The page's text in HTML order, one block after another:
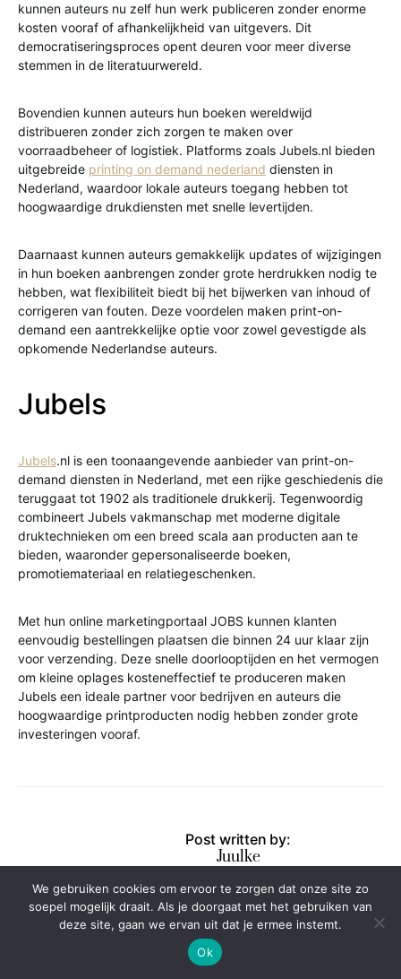
kunnen auteurs nu zelf hun werk publiceren zonder enorme
kosten vooraf of afhankelijkheid van uitgevers. Dit
democratiseringsproces opent deuren voor meer diverse
stemmen in de literatuurwereld.
Bovendien kunnen auteurs hun boeken wereldwijd
distribueren zonder zich zorgen te maken over
voorraadbeheer of logistiek. Platforms zoals Jubels.nl bieden
uitgebreide printing on demand nederland diensten in
Nederland, waardoor lokale auteurs toegang hebben tot
hoogwaardige drukdiensten met snelle levertijden.
Daarnaast kunnen auteurs gemakkelijk updates of wijzigingen
in hun boeken aanbrengen zonder grote herdrukken nodig te
hebben, wat flexibiliteit biedt bij het bijwerken van inhoud of
corrigeren van fouten. Deze voordelen maken print-on-
demand een aantrekkelijke optie voor zowel gevestigde als
opkomende Nederlandse auteurs.
Jubels
Jubels.nl is een toonaangevende aanbieder van print-on-
demand diensten in Nederland, met een rijke geschiedenis die
teruggaat tot 1902 als traditionele drukkerij. Tegenwoordig
combineert Jubels vakmanschap met moderne digitale
druktechnieken om een breed scala aan producten aan te
bieden, waaronder gepersonaliseerde boeken,
promotiemateriaal en relatiegeschenken.
Met hun online marketingportaal JOBS kunnen klanten
eenvoudig bestellingen plaatsen die binnen 24 uur klaar zijn
voor verzending. Deze snelle doorlooptijden en het vermogen
om kleine oplages kosteneffectief te produceren maken
Jubels een ideale partner voor bedrijven en auteurs die
hoogwaardige printproducten nodig hebben zonder grote
investeringen vooraf.
Post written by:
Juulke
PREVIOUS ARTICLE
We gebruiken cookies om ervoor te zorgen dat onze site zo
soepel mogelijk draait. Als je doorgaat met het gebruiken van
deze site, gaan we ervan uit dat je ermee instemt.
Ok